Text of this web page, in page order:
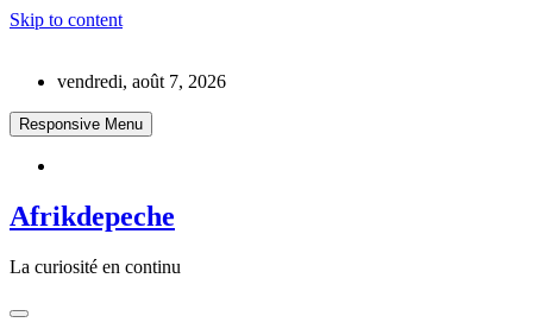
Skip to content
vendredi, août 7, 2026
Responsive Menu
Afrikdepeche
La curiosité en continu